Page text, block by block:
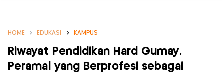
HOME EDUKASI KAMPUS
Riwayat Pendidikan Hard Gumay,
Peramal yang Berprofesi sebagai